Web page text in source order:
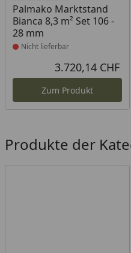
Palmako Marktstand
Bianca 8,3 m² Set 106 -
28 mm
Nicht lieferbar
3.720,14 CHF
Zum Produkt
Produkte der